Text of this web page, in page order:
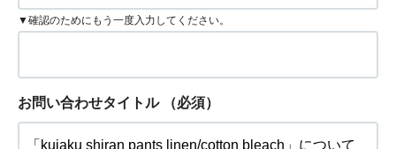
▼確認のためにもう一度入力してください。
お問い合わせタイトル （必須）